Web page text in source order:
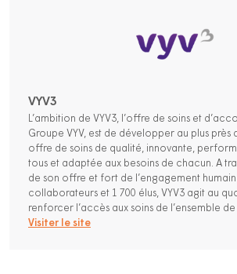
VYV3
L’ambition de VYV3, l’offre de soins et
Groupe VYV, est de développer au plus près
offre de soins de qualité, innovante,
tous et adaptée aux besoins de chacun. A
de son offre et fort de l’engagement humain
collaborateurs et 1 700 élus, VYV3 agit au
renforcer l’accès aux soins de l’ensemble
Visiter le site